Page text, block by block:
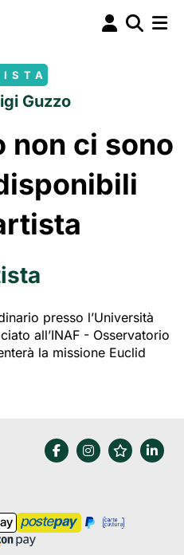
Guzzo
non ci sono
presso l’Università
all’INAF - Osservatorio
la missione Euclid